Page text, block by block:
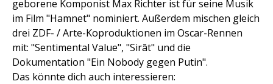
geborene Komponist Max Richter ist für seine Musik
im Film "Hamnet" nominiert. Außerdem mischen gleich
drei ZDF- / Arte-Koproduktionen im Oscar-Rennen
mit: "Sentimental Value", "Sirāt" und die
Dokumentation "Ein Nobody gegen Putin".
Das könnte dich auch interessieren: